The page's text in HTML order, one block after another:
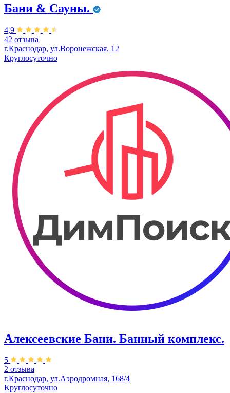
Бани & Сауны.
4,9
42 отзыва
г.Краснодар, ул.Воронежская, 12
Круглосуточно
Алексеевские Бани. Банный комплекс.
5
2 отзыва
г.Краснодар, ул.Аэродромная, 168/4
Круглосуточно